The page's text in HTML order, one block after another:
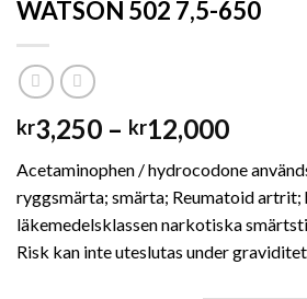
WATSON 502 7,5-650
kr3,250 – kr12,000
till
Acetaminophen / hydrocodone
ryggsmärta; smärta; Reumatoid artrit;
läkemedelsklassen narkotiska
Risk kan inte uteslutas under